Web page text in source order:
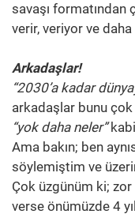
savaşı
verir, veriyor ve
Arkadaşlar!
“2030’a kadar
arkadaşlar bunu çok
“yok daha neler”
Ama bakın; ben
söylemiştim ve
Çok üzgünüm ki; zor
verse önümüzde 4